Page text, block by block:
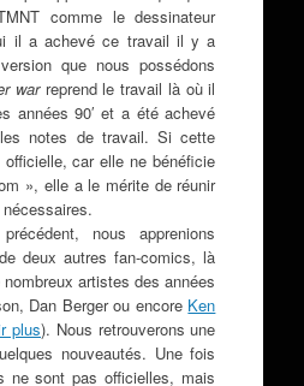
comme le dessinateur
il a achevé ce travail il y a
que nous possédons
warreprend le travail là où il
années 90′ et a été achevé
les notes de travail. Si cette
officielle, car elle ne bénéficie
», elle a le mérite de réunir
nous apprenions
deux autres fan-comics, là
artistes des années
Dan Berger ou encore Ken
plus). Nous retrouverons une
nouveautés. Une fois
ne sont pas officielles, mais